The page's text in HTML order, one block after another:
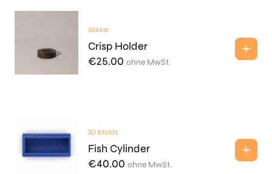
Sōkkel
Crisp Holder
€25.00 ohne MwSt.
3D Molds
Fish Cylinder
€40.00 ohne MwSt.